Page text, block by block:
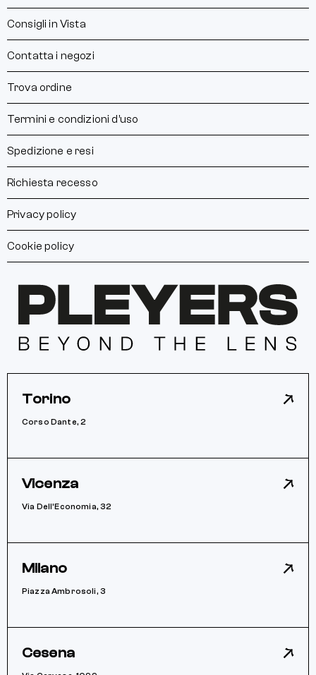
Consigli in Vista
Contatta i negozi
Trova ordine
Termini e condizioni d’uso
Spedizione e resi
Richiesta recesso
Privacy policy
Cookie policy
Torino
Corso Dante, 2
Vicenza
Via Dell’Economia, 32
Milano
Piazza Ambrosoli, 3
Cesena